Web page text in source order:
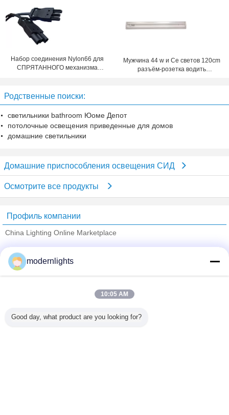
приспособления освещения
Набор соединения Nylon66 для
СПРЯТАННОГО механизма
Мужчина 44 w и Ce светов 120cm
разъём-розетка водить
Родственные поиски:
светильники bathroom Юоме Депот
потолочные освещения приведенные для домов
домашние светильники
Домашние приспособления освещения СИД
Осмотрите все продукты
Профиль компании
China Lighting Online Marketplace
Trust Seal
Verified Suplier
Все продукты
modernlights
10:05 AM
Good day, what product are you looking for?